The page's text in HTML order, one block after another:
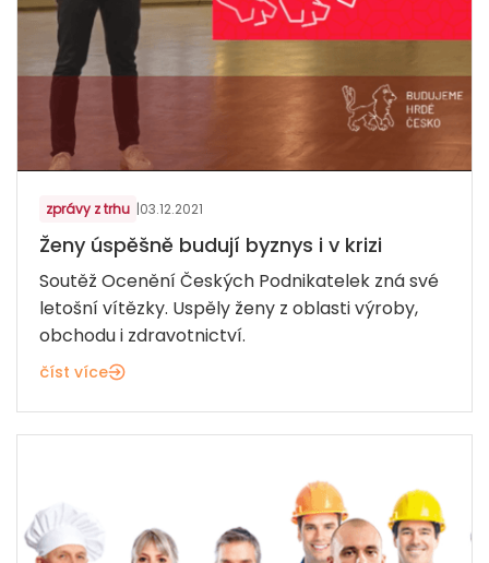
zprávy z trhu |03.12.2021
Ženy úspěšně budují byznys i v krizi
Soutěž Ocenění Českých Podnikatelek zná své
letošní vítězky. Uspěly ženy z oblasti výroby,
obchodu i zdravotnictví.
číst více